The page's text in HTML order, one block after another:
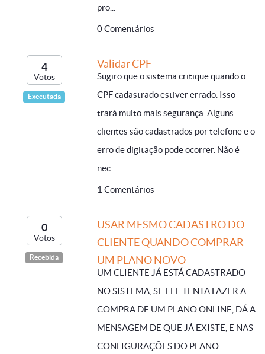
pro...
0 Comentários
4
Votos
Executada
Validar CPF
Sugiro que o sistema critique quando o
CPF cadastrado estiver errado. Isso
trará muito mais segurança. Alguns
clientes são cadastrados por telefone e o
erro de digitação pode ocorrer. Não é
nec...
1 Comentários
0
Votos
Recebida
USAR MESMO CADASTRO DO
CLIENTE QUANDO COMPRAR
UM PLANO NOVO
UM CLIENTE JÁ ESTÁ CADASTRADO
NO SISTEMA, SE ELE TENTA FAZER A
COMPRA DE UM PLANO ONLINE, DÁ A
MENSAGEM DE QUE JÁ EXISTE, E NAS
CONFIGURAÇÕES DO PLANO